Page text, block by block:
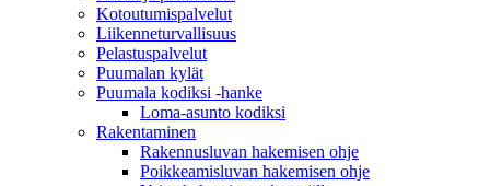
Kotoutumispalvelut
Liikenneturvallisuus
Pelastuspalvelut
Puumalan kylät
Puumala kodiksi -hanke
Loma-asunto kodiksi
Rakentaminen
Rakennusluvan hakemisen ohje
Poikkeamisluvan hakemisen ohje